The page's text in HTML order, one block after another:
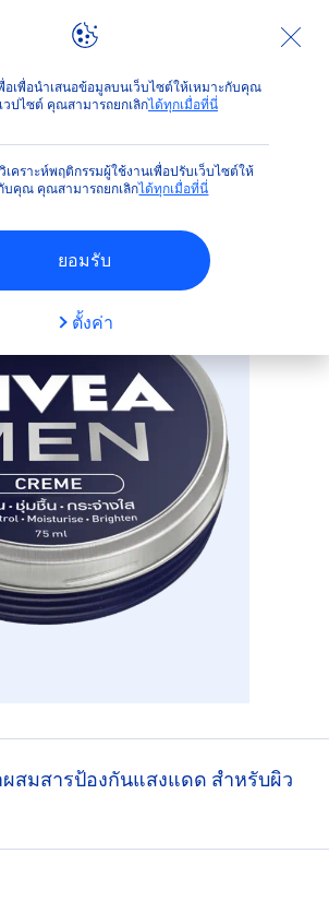
พื่อเพื่อนำเสนอข้อมูลบนเว็บไซต์ให้เหมาะกับคุณ
วปไซต์ คุณสามารถยกเลิกได้ทุกเมื่อที่นี่
เคราะห์พฤติกรรมผู้ใช้งานเพื่อปรับเว็บไซต์ให้
บคุณ คุณสามารถยกเลิกได้ทุกเมื่อที่นี่
ยอมรับ
ตั้งค่า
หรับผู้ชาย ผิวหน้า ครีมบำรุงหน้า
(17)
เมน ครีม
สมสารป้องกันแสงแดด สำหรับผิว